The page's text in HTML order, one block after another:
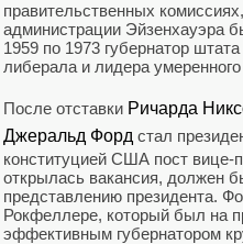
правительственных
администрации Эйзенхауэра
1959 по 1973 губернатор
либерала и лидера
После отставки Ричарда
Джеральд Форд стал
конституцией США пост вице-
открылась вакансия, должен
представлению президента.
Рокфеллере, который был на
эффективным губернатором